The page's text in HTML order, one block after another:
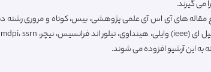
می گیرند.
مقاله های آی اس آی علمی پژوهشی، بیس، کوتاه و مروری